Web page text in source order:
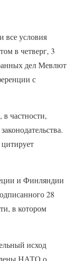
условия
в четверг, 3
дел Мевлют
с
частности,
и Финляндии
28
в котором
исход